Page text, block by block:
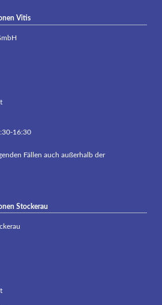
Vitis
16:30
Fällen auch außerhalb der
Stockerau